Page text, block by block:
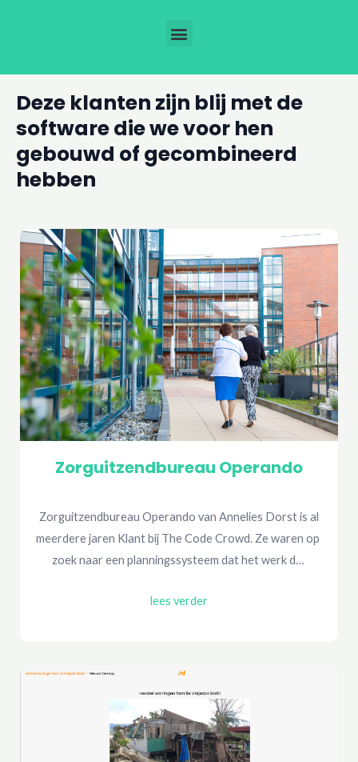
inhoud
Menu
Deze klanten zijn blij met de
software die we voor hen
gebouwd of gecombineerd
hebben
Zorguitzendbureau Operando
meerdere jaren Klant bij The Code Crowd. Ze waren op
zoek naar een planningssysteem dat het werk d…
lees verder